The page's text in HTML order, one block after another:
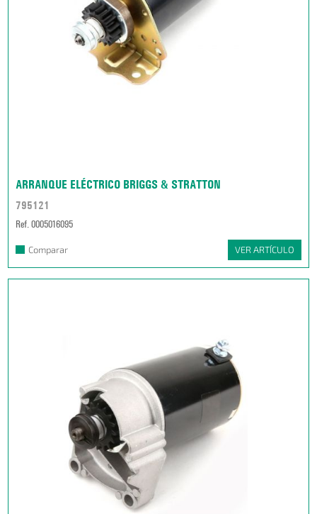
ARRANQUE ELÉCTRICO BRIGGS & STRATTON
795121
Ref. 0005016095
Comparar VER ARTÍCULO